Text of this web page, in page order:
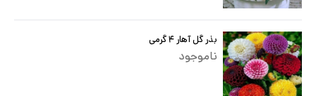
بذر گل آهار ۴ گرمی
ناموجود